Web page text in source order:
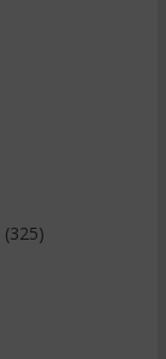
(325)